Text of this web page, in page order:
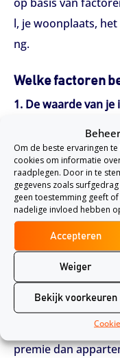
Om de beste ervaringen
cookies om informatie
raadplegen. Door in te
gegevens zoals
geen toestemming geeft
nadelige invloed hebben
Accepteren
Weiger
Bekijk voorkeuren
l, je woonplaats,
ng.
Welke factoren
1. De waarde van je
de premie.
men.
2. Je woonplaats
In stedelijke
op inbraak of
an in rustige,
3. Type woning
Vrijstaande
premie dan